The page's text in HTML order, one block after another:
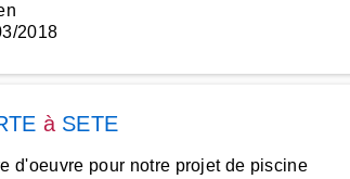
2018
à SETE
d'oeuvre pour notre projet de piscine